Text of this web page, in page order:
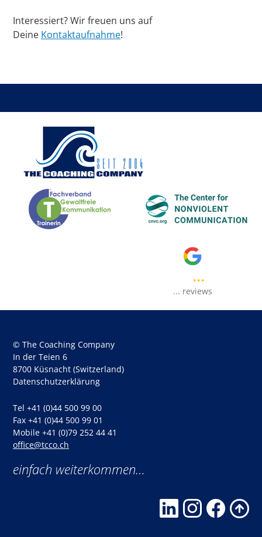
Interessiert? Wir freuen uns auf
Deine Kontaktaufnahme!
...
... reviews
© The Coaching Company
In der Teien 6
8700 Küsnacht (Switzerland)
Datenschutzerklärung
Tel +41 (0)44 500 99 00
Fax +41 (0)44 500 99 01
Mobile +41 (0)79 252 44 41
office@tcco.ch